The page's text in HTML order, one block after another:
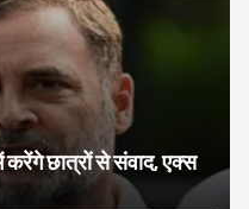
करेंगे छात्रों से संवाद, एक्स